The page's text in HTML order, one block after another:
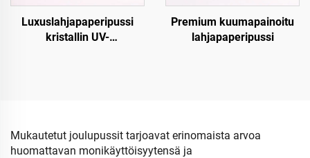
Luxuslahjapaperipussi
kristallin UV-
Premium kuumapainoitu
lahjapaperipussi
Mukautetut joulupussit tarjoavat erinomaista arvoa
huomattavan monikäyttöisyytensä ja